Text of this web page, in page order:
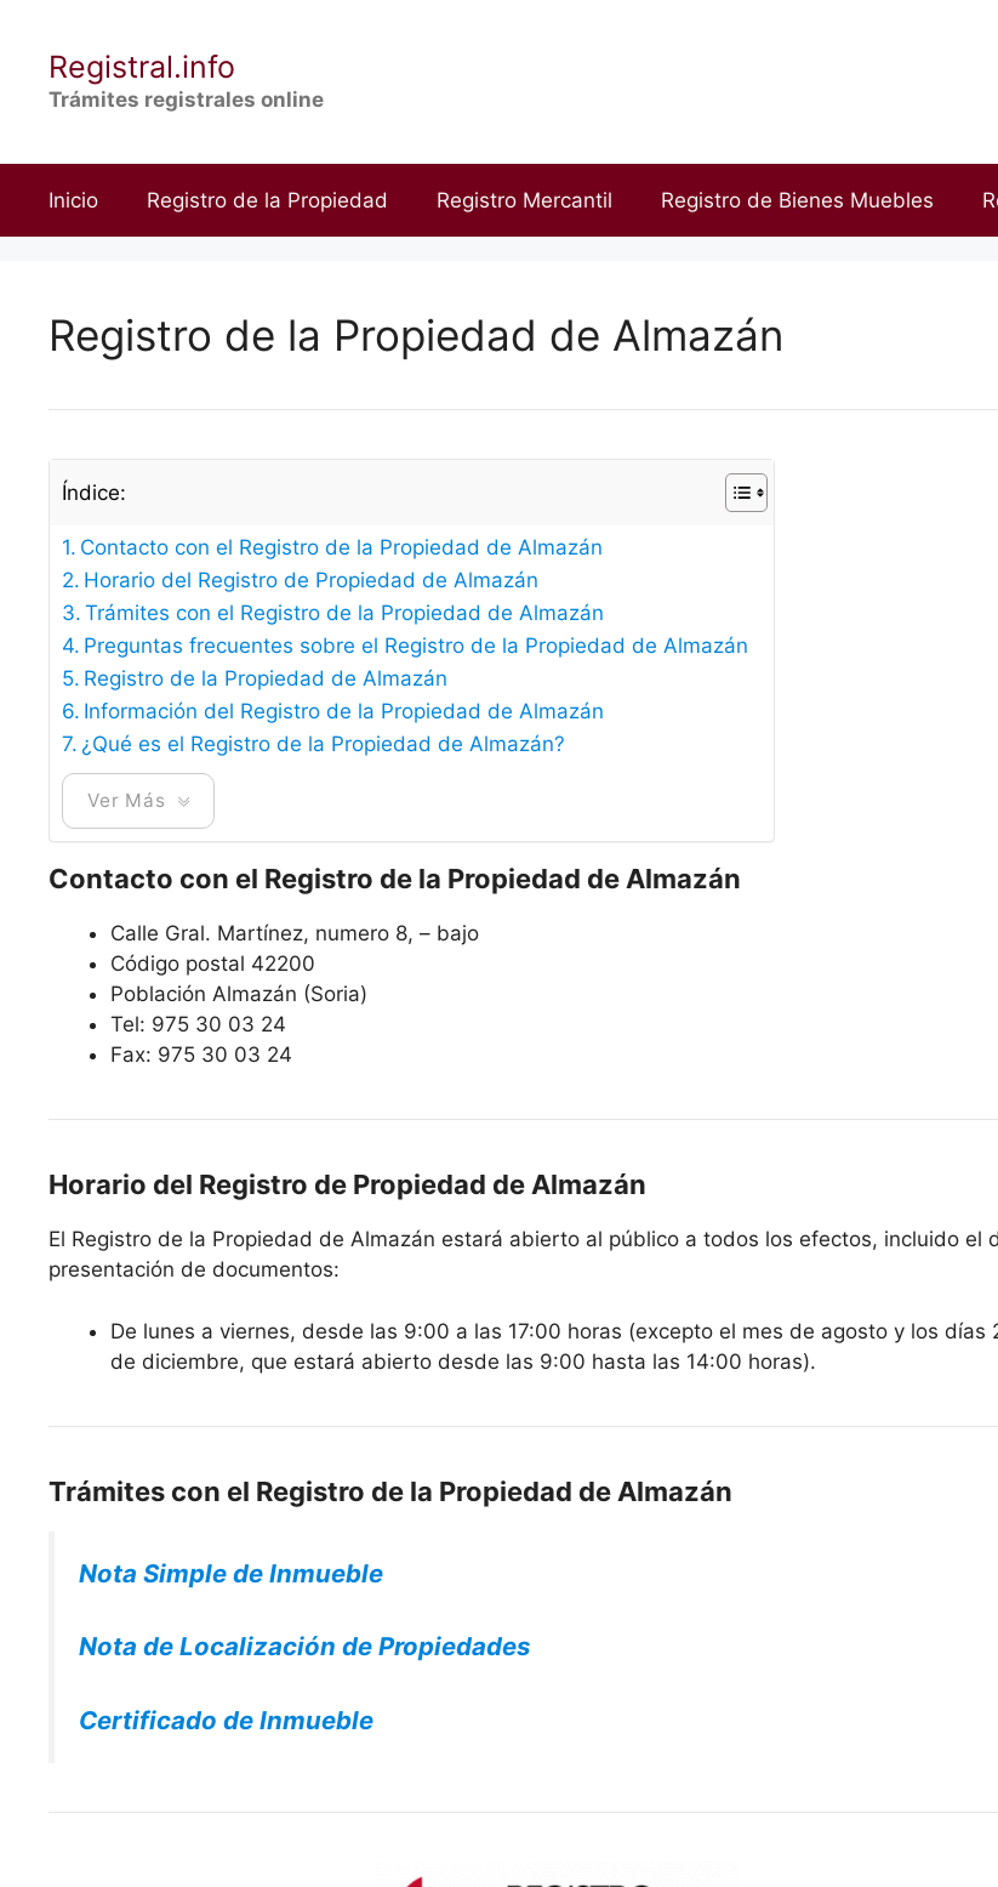
contenidoRegistral.info
Trámites registrales online
Inicio Registro de la Propiedad Registro Mercantil Registro de Bienes Muebles
Registro de la Propiedad de Almazán
Índice:
Contacto con el Registro de la Propiedad de Almazán
Horario del Registro de Propiedad de Almazán
Trámites con el Registro de la Propiedad de Almazán
Preguntas frecuentes sobre el Registro de la Propiedad de Almazán
Registro de la Propiedad de Almazán
Información del Registro de la Propiedad de Almazán
¿Qué es el Registro de la Propiedad de Almazán?
Ver Más
Contacto con el Registro de la Propiedad de Almazán
Calle Gral. Martínez, numero 8, – bajo
Código postal 42200
Población Almazán (Soria)
Tel: 975 30 03 24
Fax: 975 30 03 24
Horario del Registro de Propiedad de Almazán
El Registro de la Propiedad de Almazán estará abierto al público a todos los efectos, incluido el
presentación de documentos:
De lunes a viernes, desde las 9:00 a las 17:00 horas (excepto el mes de agosto y los días
de diciembre, que estará abierto desde las 9:00 hasta las 14:00 horas).
Trámites con el Registro de la Propiedad de Almazán
Nota Simple de Inmueble
Nota de Localización de Propiedades
Certificado de Inmueble